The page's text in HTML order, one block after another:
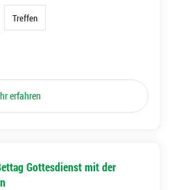
Treffen
erfahren
Gottesdienst mit der